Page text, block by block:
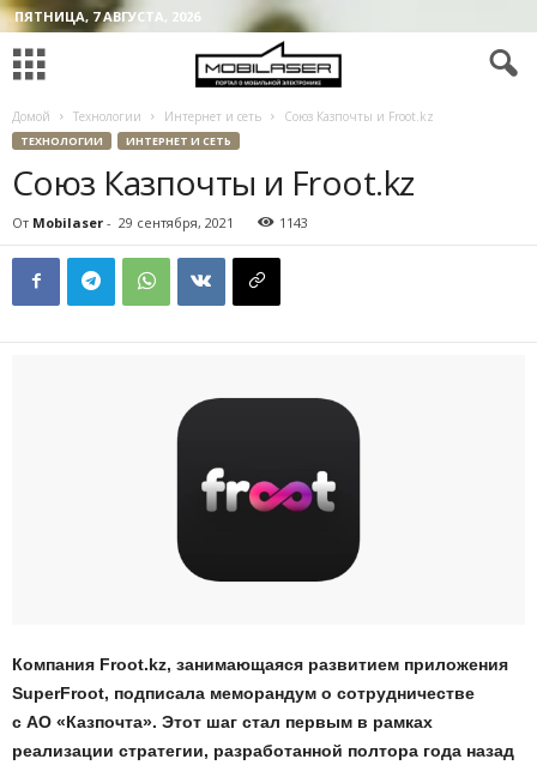
ПЯТНИЦА, 7 АВГУСТА, 2026
Домой Технологии Интернет и сеть Союз Казпочты и Froot.kz
ТЕХНОЛОГИИ ИНТЕРНЕТ И СЕТЬ
Союз Казпочты и Froot.kz
От Mobilaser - 29 сентября, 2021 1143
Компания Froot.kz, занимающаяся развитием приложения
SuperFroot, подписала меморандум о сотрудничестве
с АО «Казпочта». Этот шаг стал первым в рамках
реализации стратегии, разработанной полтора года назад